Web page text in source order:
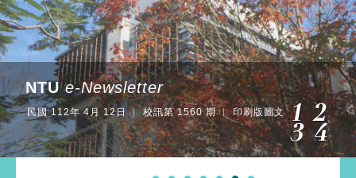
NTUe-Newsletter
民國 112年 4月 12日 ︱ 校訊第 1560 期 ︱ 印刷版圖文